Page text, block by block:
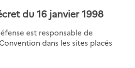
du 16 janvier 1998
est responsable de
dans les sites placés